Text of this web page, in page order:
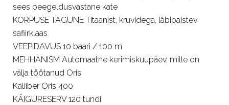
sees peegeldusvastane kate
KORPUSE TAGUNE Titaanist, kruvidega, läbipaistev
safiirklaas
VEEPIDAVUS 10 baari / 100 m
MEHHANISM Automaatne kerimiskuupäev, mille on
välja töötanud Oris
Kaliiber Oris 400
KÄIGURESERV 120 tundi